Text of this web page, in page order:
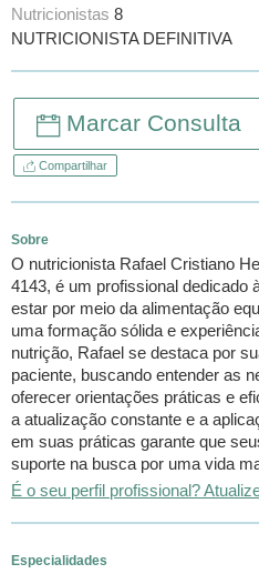
Nutricionistas 8
NUTRICIONISTA DEFINITIVA
Marcar Consulta
Compartilhar
Sobre
O nutricionista Rafael Cristiano
4143, é um profissional dedicado
estar por meio da alimentação
uma formação sólida e
nutrição, Rafael se destaca por
paciente, buscando entender as
oferecer orientações práticas e
a atualização constante e a
em suas práticas garante que
suporte na busca por uma vida
É o seu perfil profissional?
Especialidades